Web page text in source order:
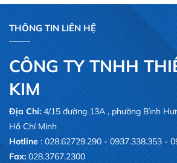
THÔNG TIN LIÊN HỆ
CÔNG TY TNHH
KIM
Địa Chỉ:4/15 đường 13A , phường Bình
Hồ Chí Minh
Hotline : 028.62729.290 - 0937.338.353 -
Fax:028.3767.2300